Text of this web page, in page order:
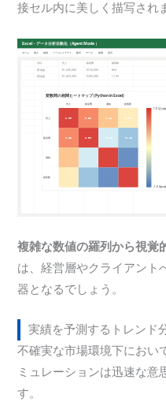
接セル内に美しく描写され
複雑な数値の羅列から視覚
は、経営層やクライアント
器となるでしょう。
実績を予測するトレンド
不確実な市場環境下におい
ミュレーションは迅速な意
す。